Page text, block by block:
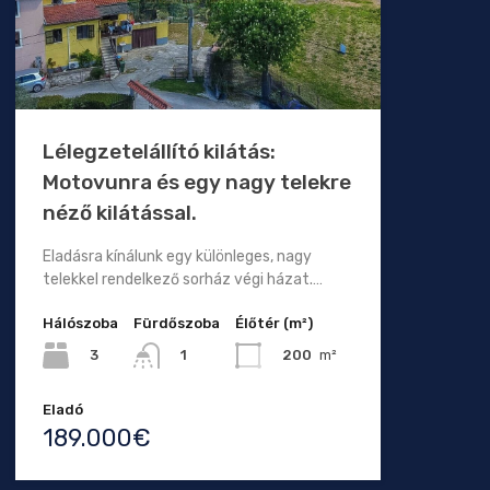
Lélegzetelállító kilátás:
Motovunra és egy nagy telekre
néző kilátással.
Eladásra kínálunk egy különleges, nagy
telekkel rendelkező sorház végi házat.…
Hálószoba
3
Fürdőszoba
1
Élőtér (m²)
200 m²
Eladó
189.000€